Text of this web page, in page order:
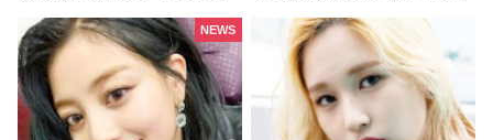
鼓判！ 圧巻の才能でYGエンタの重鎮
を唸らせる
てる！」と太鼓判を押す様子がかわ
いすぎる
NEWS